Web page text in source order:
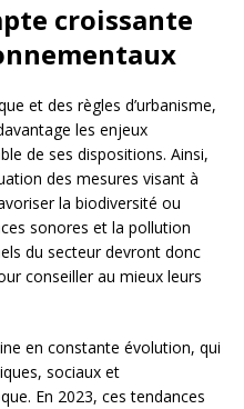
croissante
et des règles d’urbanisme,
les enjeux
de ses dispositions. Ainsi,
des mesures visant à
la biodiversité ou
sonores et la pollution
du secteur devront donc
conseiller au mieux leurs
en constante évolution, qui
sociaux et
En 2023, ces tendances